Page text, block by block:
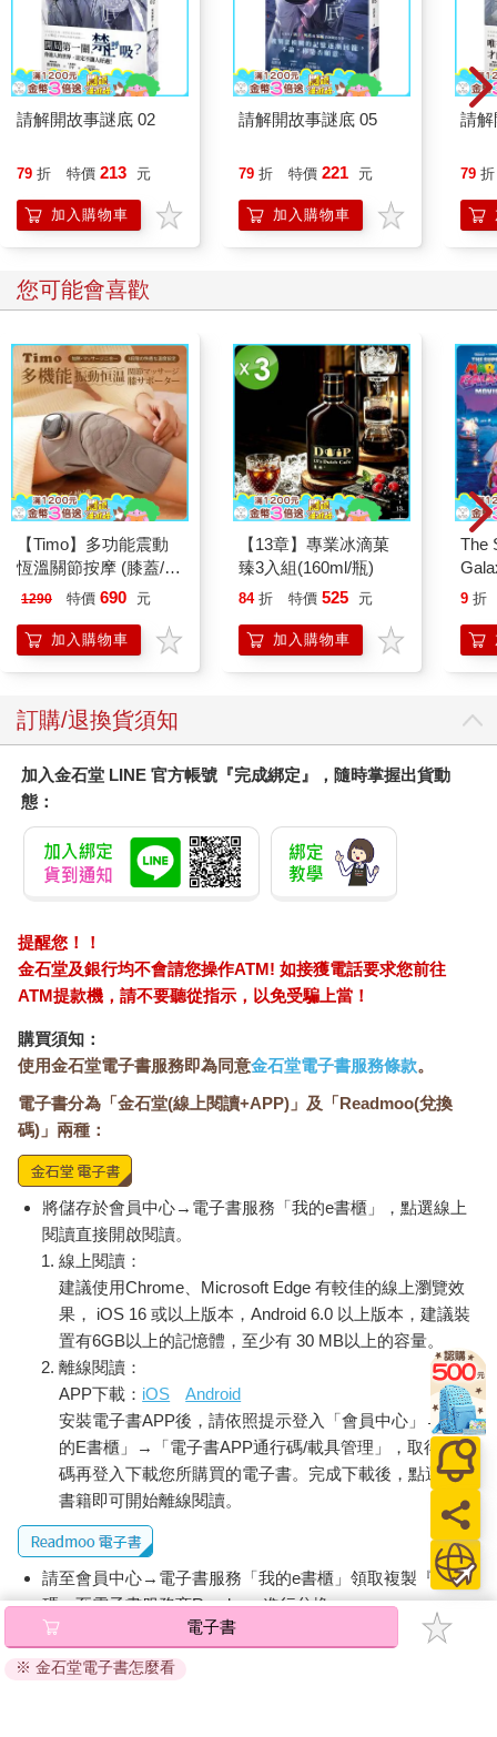
請解開故事謎底 02
79 折 特價 213 元
加入購物車
請解開故事謎底 05
79 折 特價 221 元
加入購物車
請解
79 折
您可能會喜歡
【Timo】多功能震動
恆溫關節按摩 (膝蓋/
肩/手肘通用) 無線充電
膝熱敷 【單入組】
1290 特價 690 元
加入購物車
【13章】專業冰滴菓
臻3入組(160ml/瓶)
84 折 特價 525 元
加入購物車
The
9 折
訂購/退換貨須知
加入金石堂 LINE 官方帳號『完成綁定』，隨時掌握出貨動
態：
提醒您！！
金石堂及銀行均不會請您操作ATM! 如接獲電話要求您前往
ATM提款機，請不要聽從指示，以免受騙上當！
購買須知：
使用金石堂電子書服務即為同意金石堂電子書服務條款。
電子書分為「金石堂(線上閱讀+APP)」及「Readmoo(兌換
碼)」兩種：
將儲存於會員中心→電子書服務「我的e書櫃」，點選線上
閱讀直接開啟閱讀。
線上閱讀：
建議使用Chrome、Microsoft Edge 有較佳的線上瀏覽效
果， iOS 16 或以上版本，Android 6.0 以上版本，建議裝
置有6GB以上的記憶體，至少有 30 MB以上的容量。
離線閱讀：
APP下載： iOS
Android
安裝電子書APP後，請依照提示登入「會員中心」→「我
的E書櫃」→「電子書APP通行碼/載具管理」，取得通行
碼再登入下載您所購買的電子書。完成下載後，點選任一
書籍即可開始離線閱讀。
請至會員中心→電子書服務「我的e書櫃」領取複製『兌換
碼』至電子書服務商Readmoo進行兌換。
退換貨須知：
因版權保護，您在金石堂所購買的電子書僅能以金石堂專屬
電子書
※ 金石堂電子書怎麼看